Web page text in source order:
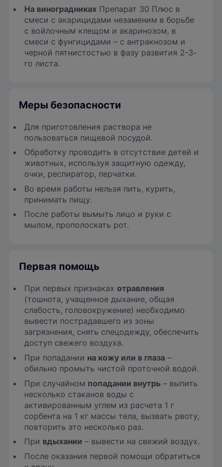
На виноградниках Препарат 30 Плюс в
смеси с акарицидами незаменим в борьбе
с войлочным клещом и акаринозом, в
смеси с фунгицидами – с антракнозом и
черной пятнистостью в фазу развития 2-3-
го листа.
Меры безопасности
Для приготовления раствора не
пользоваться пищевой посудой.
Обработку проводить в отсутствие детей и
животных, используя защитную одежду,
очки, респиратор, перчатки.
Во время работы нельзя пить, курить,
принимать пищу.
После работы вымыть лицо и руки с
мылом, прополоскать рот.
Первая помощь
При первых признакахотравления
(тошнота, учащенное дыхание, общая
слабость, головокружение) необходимо
вывести пострадавшего из зоны
загрязнения, снять спецодежду, обеспечить
доступ свежего воздуха.
При попадании на кожу или в глаза –
обильно промыть чистой проточной водой.
При случайном попадании внутрь – выпить
несколько стаканов воды с
активированным углем из расчета 1 г
сорбента на 1 кг массы тела, вызвать рвоту,
повторить это несколько раз.
При вдыхании – вывести на свежий воздух.
После оказания первой помощи обратиться